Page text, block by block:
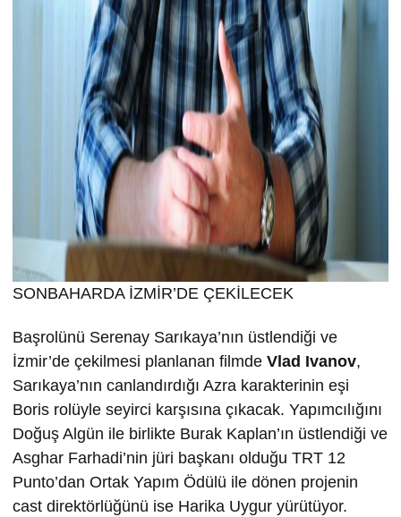
SONBAHARDA İZMİR’DE ÇEKİLECEK
Başrolünü Serenay Sarıkaya’nın üstlendiği ve
İzmir’de çekilmesi planlanan filmde Vlad Ivanov,
Sarıkaya’nın canlandırdığı Azra karakterinin eşi
Boris rolüyle seyirci karşısına çıkacak. Yapımcılığını
Doğuş Algün ile birlikte Burak Kaplan’ın üstlendiği ve
Asghar Farhadi’nin jüri başkanı olduğu TRT 12
Punto’dan Ortak Yapım Ödülü ile dönen projenin
cast direktörlüğünü ise Harika Uygur yürütüyor.